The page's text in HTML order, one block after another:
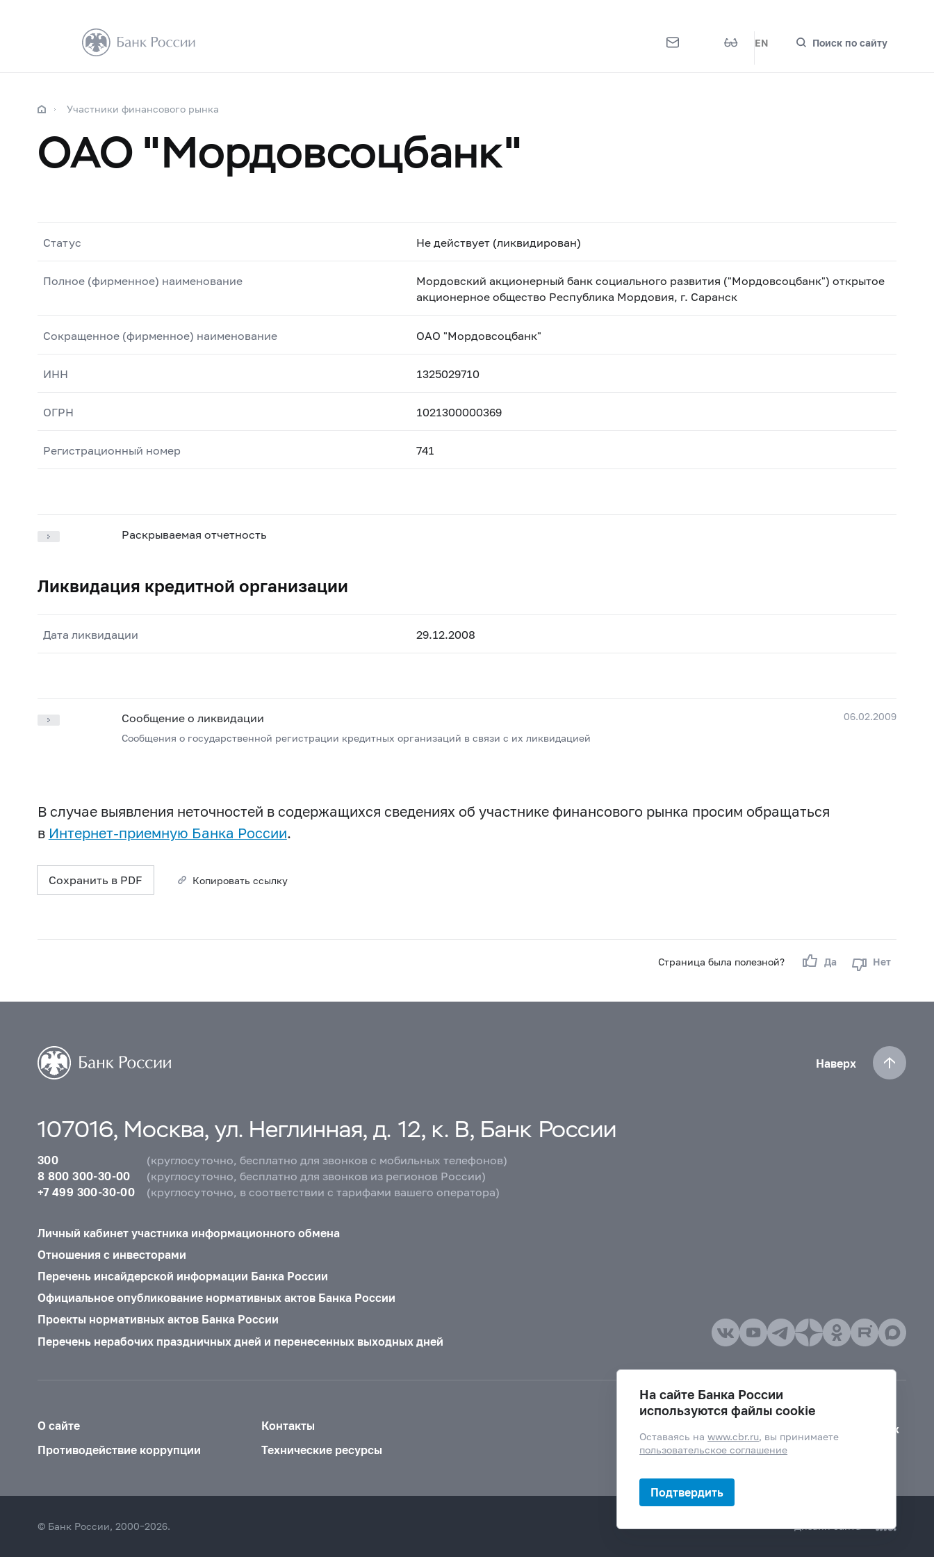
EN Поиск по сайту
Участники финансового рынка
ОАО "Мордовсоцбанк"
Статус Не действует (ликвидирован)
Полное (фирменное) наименование
Мордовский акционерный банк социального развития ("Мордовсоцбанк") открытое
акционерное общество Республика Мордовия, г. Саранск
Сокращенное (фирменное) наименование ОАО "Мордовсоцбанк"
ИНН 1325029710
ОГРН 1021300000369
Регистрационный номер 741
Раскрываемая отчетность
Ликвидация кредитной организации
Дата ликвидации 29.12.2008
06.02.2009
Сообщение о ликвидации
Сообщения о государственной регистрации кредитных организаций в связи с их ликвидацией
В случае выявления неточностей в содержащихся сведениях об участнике финансового рынка просим обращаться
в Интернет-приемную Банка России.
Сохранить в PDF Копировать ссылку
Страница была полезной? Да Нет
Наверх
107016, Москва, ул. Неглинная, д. 12, к. В, Банк России
300
(круглосуточно, бесплатно для звонков с мобильных телефонов)
8 800 300-30-00
(круглосуточно, бесплатно для звонков из регионов России)
+7 499 300-30-00
(круглосуточно, в соответствии с тарифами вашего оператора)
Личный кабинет участника информационного обмена
Отношения с инвесторами
Перечень инсайдерской информации Банка России
Официальное опубликование нормативных актов Банка России
Проекты нормативных актов Банка России
Перечень нерабочих праздничных дней и перенесенных выходных дней
О сайте
Контакты
Противодействие коррупции
Технические ресурсы
Версия для слабовидящих
© Банк России, 2000–2026. Дизайн сайта —
На сайте Банка России
используются файлы cookie
Оставаясь наwww.cbr.ru, вы принимаете
пользовательское соглашение
Подтвердить